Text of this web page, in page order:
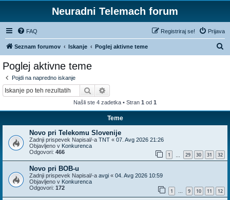
Neuradni Telemach forum
FAQ Prijava
Registriraj se!
Seznam forumov Iskanje Poglej aktivne teme
Poglej aktivne teme
Pojdi na napredno iskanje
Iskanje
Našli ste 4 zadetka • Stran 1 od 1
Teme
Novo pri Telekomu Slovenije
Zadnji prispevek Napisal/-a TNT « 07. Avg 2026 21:26
Objavljeno v Konkurenca
Odgovori: 466 1 29 30 31 32
Novo pri BOB-u
Zadnji prispevek Napisal/-a avgi « 04. Avg 2026 10:59
Objavljeno v Konkurenca
Odgovori: 172 1 … 9 10 11 12